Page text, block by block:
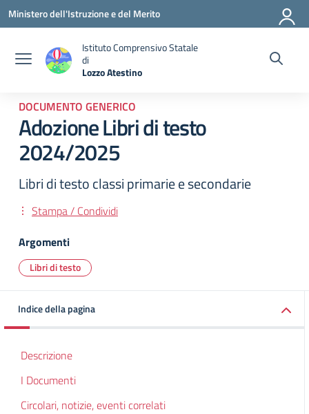
Vai ai contenuti
Vai al menu di navigazione
Vai al footer
Ministero dell'Istruzione e del Merito
Istituto Comprensivo Statale
di
Lozzo Atestino
DOCUMENTO GENERICO
Adozione Libri di testo
2024/2025
Libri di testo classi primarie e secondarie
Stampa / Condividi
Argomenti
Libri di testo
Indice della pagina
Descrizione
I Documenti
Circolari, notizie, eventi correlati